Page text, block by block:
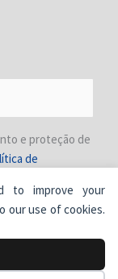
to improve your
our use of cookies.
e proteção de
de